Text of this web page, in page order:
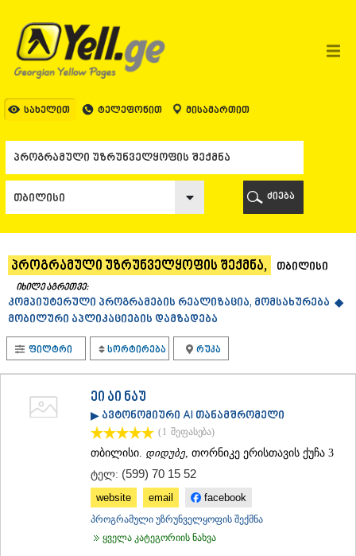
სახელით ტელეფონით მისამართით
ᲗᲑᲘᲚᲘᲡᲘ
ᲗᲑᲘᲚᲘᲡᲘ
ᲐᲤᲮᲐᲖᲔᲗᲘ
ᲒᲐᲚᲘ
ᲑᲐᲗᲣᲛᲘ
ᲥᲝᲑᲣᲚᲔᲗᲘ
ᲨᲣᲐᲮᲔᲕᲘ
ᲩᲐᲥᲕᲘ
ᲝᲖᲣᲠᲒᲔᲗᲘ
ᲩᲝᲮᲐᲢᲐᲣᲠᲘ
ᲣᲠᲔᲙᲘ
ᲘᲛᲔᲠᲔᲗᲘ
ᲑᲐᲦᲓᲐᲗᲘ
ᲕᲐᲜᲘ
ᲖᲔᲡᲢᲐᲤᲝᲜᲘ
ᲡᲐᲩᲮᲔᲠᲔ
ᲢᲧᲘᲑᲣᲚᲘ
ძიება
პროგრამული უზრუნველყოფის შექმნა, თბილისი
იხილე აგრეთვე:
კომპიუტერული პროგრამების რეალიზაცია, მომსახურება ◆
მობილური აპლიკაციების დამზადება
ფილტრი სორტირება რუკა
ეი აი ნაუ
▶ ავტონომიური AI თანამშრომელი
(1 შეფასება)
თბილისი. დიდუბე, თორნიკე ერისთავის ქუჩა 3
ტელ: (599) 70 15 52
website email facebook
პროგრამული უზრუნველყოფის შექმნა
ყველა კატეგორიის ნახვა